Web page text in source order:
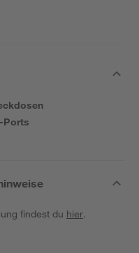
Ports
findest du hier.